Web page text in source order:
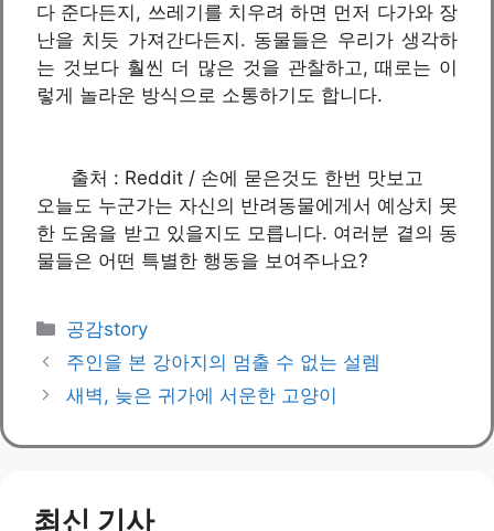
다 준다든지, 쓰레기를 치우려 하면 먼저 다가와 장
난을 치듯 가져간다든지. 동물들은 우리가 생각하
는 것보다 훨씬 더 많은 것을 관찰하고, 때로는 이
렇게 놀라운 방식으로 소통하기도 합니다.
출처 : Reddit / 손에 묻은것도 한번 맛보고
오늘도 누군가는 자신의 반려동물에게서 예상치 못
한 도움을 받고 있을지도 모릅니다. 여러분 곁의 동
물들은 어떤 특별한 행동을 보여주나요?
카
테
리
공감story
주인을 본 강아지의 멈출 수 없는 설렘
새벽, 늦은 귀가에 서운한 고양이
최신 기사